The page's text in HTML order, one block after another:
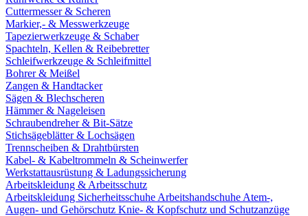
Cuttermesser & Scheren
Markier,- & Messwerkzeuge
Tapezierwerkzeuge & Schaber
Spachteln, Kellen & Reibebretter
Schleifwerkzeuge & Schleifmittel
Bohrer & Meißel
Zangen & Handtacker
Sägen & Blechscheren
Hämmer & Nageleisen
Schraubendreher & Bit-Sätze
Stichsägeblätter & Lochsägen
Trennscheiben & Drahtbürsten
Kabel- & Kabeltrommeln & Scheinwerfer
Werkstattausrüstung & Ladungssicherung
Arbeitskleidung & Arbeitsschutz
Arbeitskleidung Sicherheitsschuhe Arbeitshandschuhe Atem-,
Augen- und Gehörschutz Knie- & Kopfschutz und Schutzanzüge